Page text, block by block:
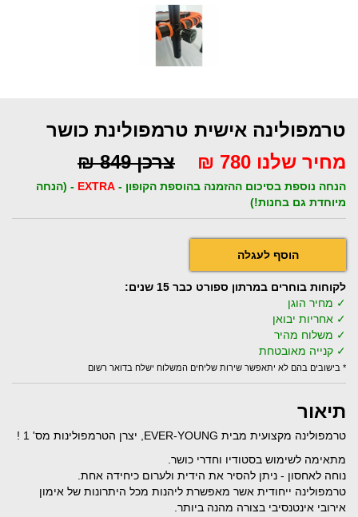
טרמפולינה אישית טרמפולינת כושר
מחיר שלנו 780 ₪
צרכן 849 ₪
הנחה נוספת בסיכום ההזמנה בהוספת הקופון - EXTRA - (הנחה
מיוחדת גם בחנות!)
לקוחות בוחרים במרתון ספורט כבר 15 שנים:
✓ מחיר הוגן
✓ אחריות יבואן
✓ משלוח מהיר
✓ קנייה מאובטחת
* בישובים בהם לא יתאפשר שירות שליחים המשלוח ישלח בדואר רשום
תיאור
טרמפולינה מקצועית מבית EVER-YOUNG, יצרן הטרמפולינות מס' 1 !
מתאימה לשימוש בסטודיו וחדרי כושר.
נוחה לאחסון - ניתן להסיר את הידית ולערום כיחידה אחת.
טרמפולינה ייחודית אשר מאפשרת ליהנות מכל היתרונות של אימון
אירובי אינטנסיבי בצורה מהנה ביותר.